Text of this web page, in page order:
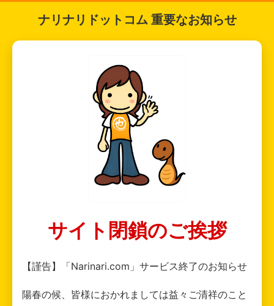
ナリナリドットコム 重要なお知らせ
サイト閉鎖のご挨拶
【謹告】「Narinari.com」サービス終了のお知らせ
陽春の候、皆様におかれましては益々ご清祥のこと